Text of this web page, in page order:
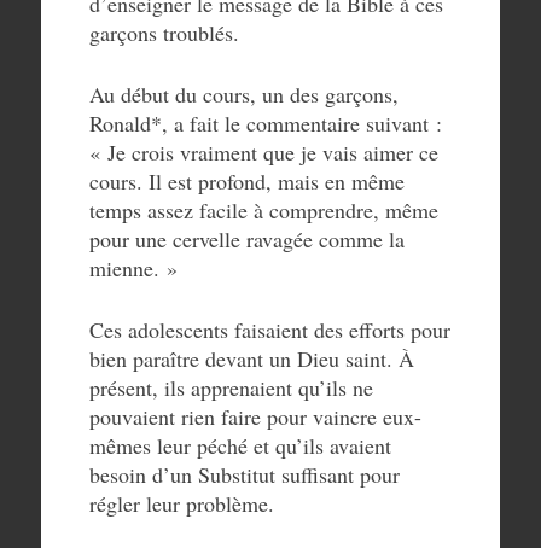
garçons troublés.
Au début du cours, un des garçons,
Ronald*, a fait le commentaire suivant :
« Je crois vraiment que je vais aimer ce
cours. Il est profond, mais en même
temps assez facile à comprendre, même
pour une cervelle ravagée comme la
mienne. »
Ces adolescents faisaient des efforts pour
bien paraître devant un Dieu saint. À
présent, ils apprenaient qu’ils ne
pouvaient rien faire pour vaincre eux-
mêmes leur péché et qu’ils avaient
besoin d’un Substitut suffisant pour
régler leur problème.